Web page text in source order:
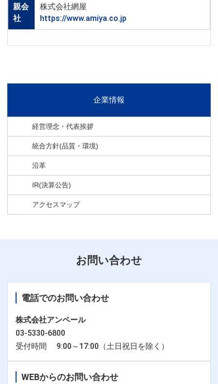
親会
社
株式会社網屋
https://www.amiya.co.jp
企業情報
経営理念・代表挨拶
統合方針(品質・環境)
沿革
IR(決算公告)
アクセスマップ
お問い合わせ
電話でのお問い合わせ
株式会社アンペール
03-5330-6800
受付時間 9:00～17:00（土日祝日を除く）
WEBからのお問い合わせ